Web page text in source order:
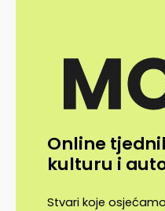
Online
kulturu i
Stvari koje